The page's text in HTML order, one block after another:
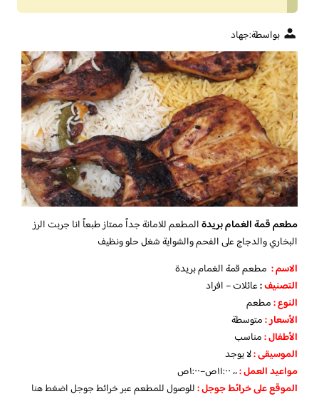
بواسطة:جهاد
مطعم قمة الغمام بريدةالمطعم للامانة جداً ممتاز طبعاً انا جربت الرز
البخاري والدجاج على الفحم والشواية شغل حلو ونظيف
الاسم : مطعم قمة الغمام بريدة
التصنيف:عائلات – افراد
النوع :مطعم
الأسعار:متوسطة
الأطفال:مناسب
الموسيقى :لا يوجد
مواعيد العمل :،، ١١:٠٠ص–١:٠٠ص
الموقع على خرائط جوجل:للوصول للمطعم عبر خرائط جوجلاضغط هنا